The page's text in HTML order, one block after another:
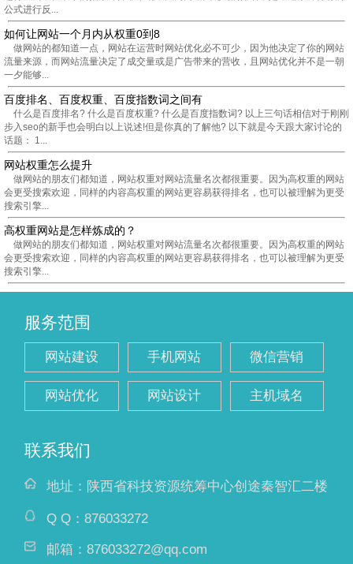
公式进行反...
如何让网站一个月内从权重0到8
做网站的都知道一点，网站在运营时网站优化必不可少，因为他决定了你的网站
流量来源，而网站流量决定了成交量或是广告带来的营收，且网站优化并不是一朝
一夕能够...
百度排名、百度权重、百度指数词之间有
什么是百度排名? 什么是百度权重? 什么是百度指数词? 以上三句话相信对于刚刚
步入seo的新手也会明白以上说述!但是你真的了解他? 以下就是今天跟大家讨论的
话题： 1...
网站权重怎么提升
做网站的朋友们都知道，网站权重对网站流量名次都很重要。因为高权重的网站
会更受搜索欢迎，同样的内容高权重的网站更容易获得排名，也可以被理解为更受
搜索引擎...
高权重网站是怎样炼成的？
做网站的朋友们都知道，网站权重对网站流量名次都很重要。因为高权重的网站
会更受搜索欢迎，同样的内容高权重的网站更容易获得排名，也可以被理解为更受
搜索引擎...
服务范围
网站建设 手机网站 微信营销
网站优化 网站设计 主机域名
联系我们
地址： 陕西省科技资源统筹中心创途秦智汇二楼
Q Q： 876033272
邮箱： 876033272@qq.com